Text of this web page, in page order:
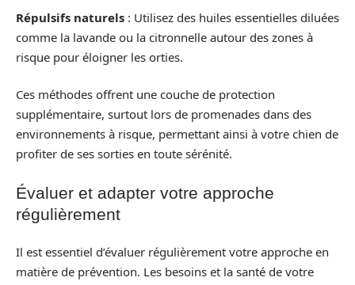
Répulsifs naturels : Utilisez des huiles essentielles diluées
comme la lavande ou la citronnelle autour des zones à
risque pour éloigner les orties.
Ces méthodes offrent une couche de protection
supplémentaire, surtout lors de promenades dans des
environnements à risque, permettant ainsi à votre chien de
profiter de ses sorties en toute sérénité.
Évaluer et adapter votre approche
régulièrement
Il est essentiel d’évaluer régulièrement votre approche en
matière de prévention. Les besoins et la santé de votre